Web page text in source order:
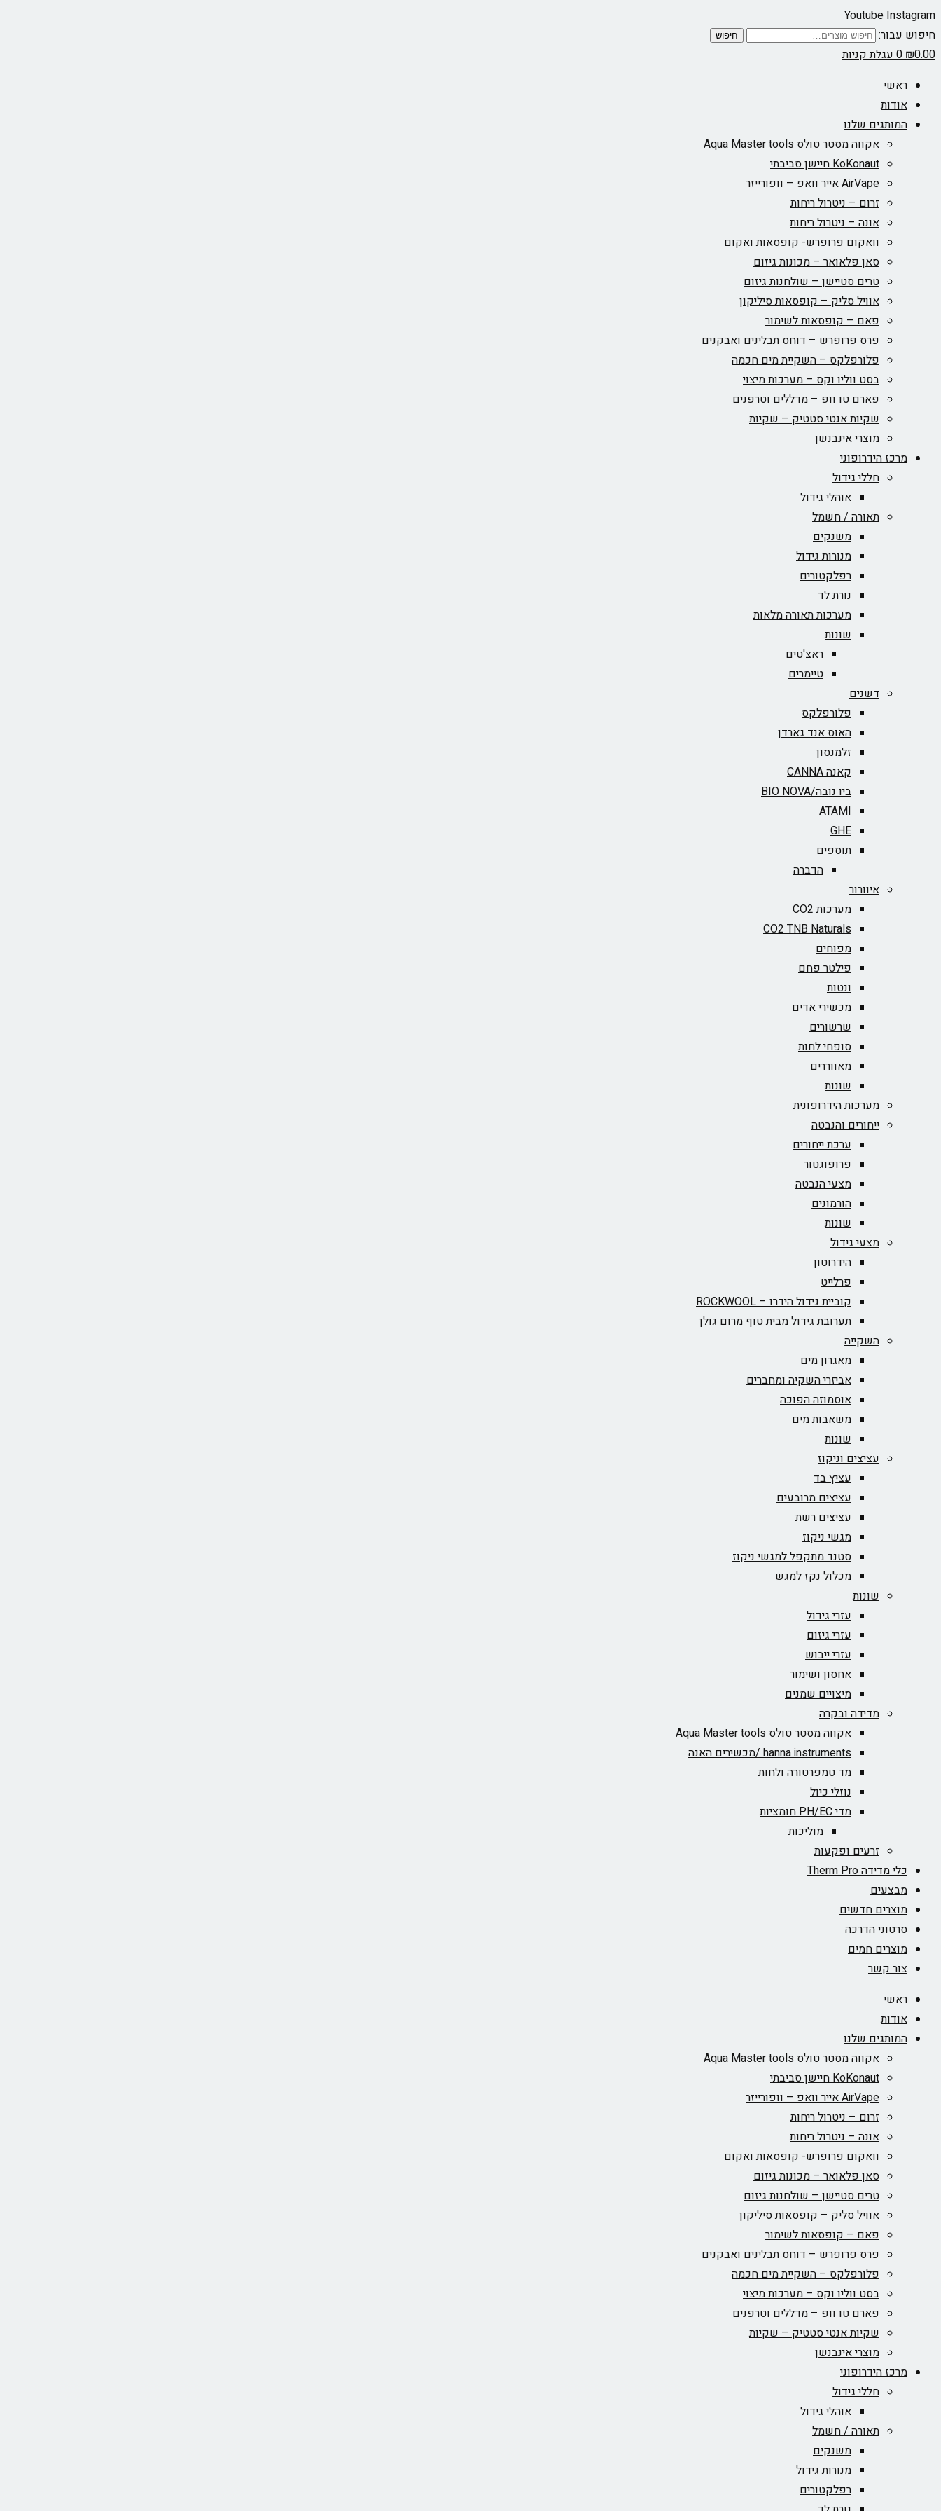
YoutubeInstagram
חיפוש עבור:
חיפוש
₪0.00
0עגלת קניות
ראשי
אודות
המותגים שלנו
אקווה מסטר טולס Aqua Master tools
KoKonaut חיישן סביבתי
AirVape אייר וואפ – וופורייזר
זרום – ניטרול ריחות
אונה – ניטרול ריחות
וואקום פרופרש- קופסאות ואקום
סאן פלאואר – מכונות גיזום
טרים סטיישן – שולחנות גיזום
אוויל סליק – קופסאות סיליקון
פאם – קופסאות לשימור
פרס פרופרש – דוחס תבלינים ואבקנים
פלורפלקס – השקיית מים חכמה
בסט ווליו וקס – מערכות מיצוי
פארם טו וופ – מדללים וטרפנים
שקיות אנטי סטטיק – שקיות
מוצרי אינבנשן
מרכז הידרופוני
חללי גידול
אוהלי גידול
תאורה / חשמל
משנקים
מנורות גידול
רפלקטורים
נורת לד
מערכות תאורה מלאות
שונות
ראצ'טים
טיימרים
דשנים
פלורפלקס
האוס אנד גארדן
זלמנסון
קאנה CANNA
ביו נובה/BIO NOVA‏
ATAMI
GHE
תוספים
הדברה
איוורור
מערכות CO2
CO2 TNB Naturals
מפוחים
פילטר פחם
ונטות
מכשירי אדים
שרשורים
סופחי לחות
מאווררים
שונות
מערכות הידרופונית
ייחורים והנבטה
ערכת ייחורים
פרופוגטור
מצעי הנבטה
הורמונים
שונות
מצעי גידול
הידרוטון
פרלייט
קוביית גידול הידרו – ROCKWOOL‏
תערובת גידול מבית טוף מרום גולן
השקייה
מאגרון מים
אביזרי השקיה ומחברים
אוסמוזה הפוכה
משאבות מים
שונות
עציצים וניקוז
עציץ בד
עציצים מרובעים
עציצים רשת
מגשי ניקוז
סטנד מתקפל למגשי ניקוז
מכלול נקז למגש
שונות
עזרי גידול
עזרי גיזום
עזרי ייבוש
אחסון ושימור
מיצויים שמנים
מדידה ובקרה
אקווה מסטר טולס Aqua Master tools
hanna instruments /מכשירים האנה
מד טמפרטורה ולחות
נוזלי כיול
מדי PH/EC חומציות
מוליכות
זרעים ופקעות
כלי מדידה Therm Pro
מבצעים
מוצרים חדשים
סרטוני הדרכה
מוצרים חמים
צור קשר
ראשי
אודות
המותגים שלנו
אקווה מסטר טולס Aqua Master tools
KoKonaut חיישן סביבתי
AirVape אייר וואפ – וופורייזר
זרום – ניטרול ריחות
אונה – ניטרול ריחות
וואקום פרופרש- קופסאות ואקום
סאן פלאואר – מכונות גיזום
טרים סטיישן – שולחנות גיזום
אוויל סליק – קופסאות סיליקון
פאם – קופסאות לשימור
פרס פרופרש – דוחס תבלינים ואבקנים
פלורפלקס – השקיית מים חכמה
בסט ווליו וקס – מערכות מיצוי
פארם טו וופ – מדללים וטרפנים
שקיות אנטי סטטיק – שקיות
מוצרי אינבנשן
מרכז הידרופוני
חללי גידול
אוהלי גידול
תאורה / חשמל
משנקים
מנורות גידול
רפלקטורים